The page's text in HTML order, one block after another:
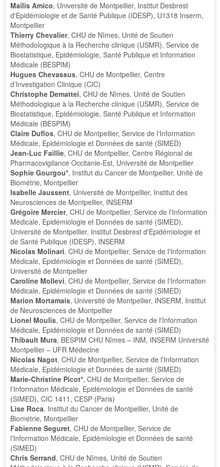
Maïlis Amico, Université de Montpellier, Institut Desbrest
d'Epidémiologie et de Santé Publique (IDESP), U1318 Inserm,
Montpellier
Thierry Chevalier, CHU de Nîmes, Unité de Soutien
Méthodologique à la Recherche clinique (USMR), Service de
Biostatistique, Epidémiologie, Santé Publique et Information
Médicale (BESPIM)
Hugues Chevassus, CHU de Montpellier, Centre
d’Investigation Clinique (CIC)
Christophe Demattei, CHU de Nîmes, Unité de Soutien
Méthodologique à la Recherche clinique (USMR), Service de
Biostatistique, Epidémiologie, Santé Publique et Information
Médicale (BESPIM)
Claire Duflos, CHU de Montpellier, Service de l'Information
Médicale, Epidémiologie et Données de santé (SIMED)
Jean-Luc Faillie, CHU de Montpellier, Centre Régional de
Pharmacovigilance Occitanie-Est, Université de Montpellier
Sophie Gourgou*, Institut du Cancer de Montpellier, Unité de
Biométrie, Montpellier
Isabelle Jaussent, Université de Montpellier, Institut des
Neurosciences de Montpellier, INSERM
Grégoire Mercier, CHU de Montpellier, Service de l'Information
Médicale, Epidémiologie et Données de santé (SIMED),
Université de Montpellier, Institut Desbrest d'Epidémiologie et
de Santé Publique (IDESP), INSERM
Nicolas Molinari, CHU de Montpellier, Service de l'Information
Médicale, Epidémiologie et Données de santé (SIMED),
Université de Montpellier
Caroline Mollevi, CHU de Montpellier, Service de l'Information
Médicale, Epidémiologie et Données de santé (SIMED)
Marion Mortamais, Université de Montpellier, INSERM, Institut
de Neurosciences de Montpellier
Lionel Moulis, CHU de Montpellier, Service de l'Information
Médicale, Epidémiologie et Données de santé (SIMED)
Thibault Mura, BESPIM CHU Nîmes – INM, INSERM Université
Montpellier – UFR Médecine
Nicolas Nagot, CHU de Montpellier, Service de l'Information
Médicale, Epidémiologie et Données de santé (SIMED)
Marie-Christine Picot*, CHU de Montpellier, Service de
l'Information Médicale, Epidémiologie et Données de santé
(SIMED), CIC 1411, CESP (Paris)
Lise Roca, Institut du Cancer de Montpellier, Unité de
Biométrie, Montpellier
Fabienne Seguret, CHU de Montpellier, Service de
l'Information Médicale, Epidémiologie et Données de santé
(SIMED)
Chris Serrand, CHU de Nîmes, Unité de Soutien